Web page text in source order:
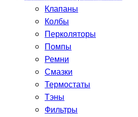
Клапаны
Колбы
Перколяторы
Помпы
Ремни
Смазки
Термостаты
Тэны
Фильтры